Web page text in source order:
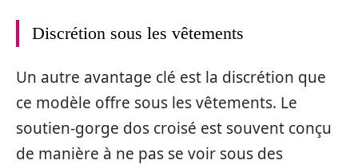
Discrétion sous les vêtements
Un autre avantage clé est la discrétion que
ce modèle offre sous les vêtements. Le
soutien-gorge dos croisé est souvent conçu
de manière à ne pas se voir sous des